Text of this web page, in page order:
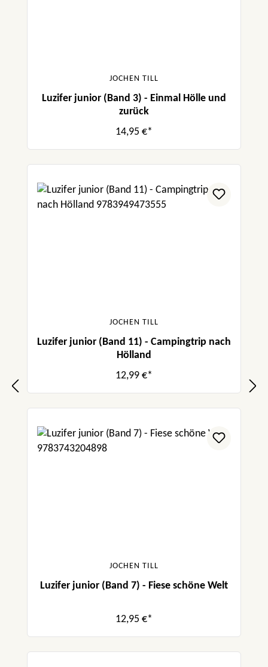
JOCHEN TILL
Luzifer junior (Band 3) - Einmal Hölle und
zurück
14,95 €*
JOCHEN TILL
Luzifer junior (Band 11) - Campingtrip nach
Hölland
12,99 €*
JOCHEN TILL
Luzifer junior (Band 7) - Fiese schöne Welt
12,95 €*